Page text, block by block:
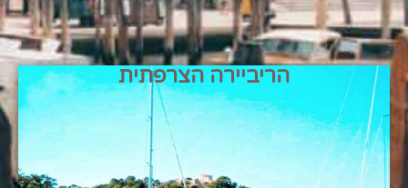
הריביירה הצרפתית